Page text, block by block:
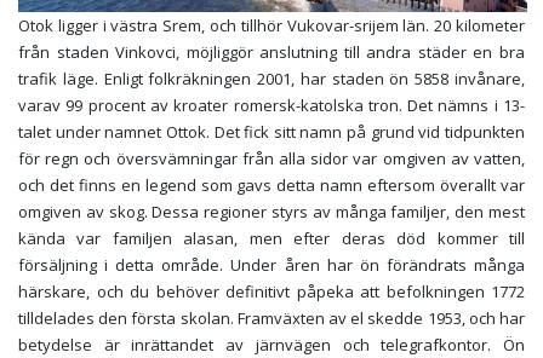
Otok ligger i västra Srem, och tillhör Vukovar-srijem län. 20 kilometer
från staden Vinkovci, möjliggör anslutning till andra städer en bra
trafik läge. Enligt folkräkningen 2001, har staden ön 5858 invånare,
varav 99 procent av kroater romersk-katolska tron. Det nämns i 13-
talet under namnet Ottok. Det fick sitt namn på grund vid tidpunkten
för regn och översvämningar från alla sidor var omgiven av vatten,
och det finns en legend som gavs detta namn eftersom överallt var
omgiven av skog. Dessa regioner styrs av många familjer, den mest
kända var familjen alasan, men efter deras död kommer till
försäljning i detta område. Under åren har ön förändrats många
härskare, och du behöver definitivt påpeka att befolkningen 1772
tilldelades den första skolan. Framväxten av el skedde 1953, och har
betydelse är inrättandet av järnvägen och telegrafkontor. Ön